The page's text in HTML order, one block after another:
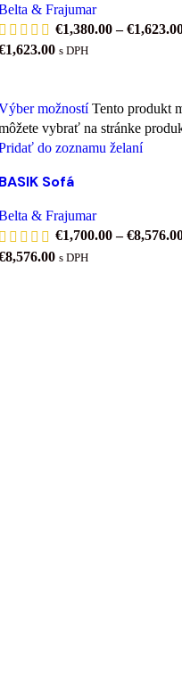
& Frajumar
€1,380.00 – €
s DPH
možností Tento produkt
vybrať na stránke
do zoznamu želaní
Sofá
& Frajumar
€1,700.00 – €
s DPH